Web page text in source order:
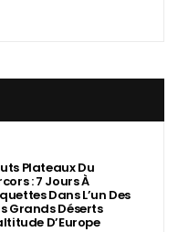
Plateaux Du
: 7 Jours À
Dans L’un Des
Grands Déserts
D’Europe